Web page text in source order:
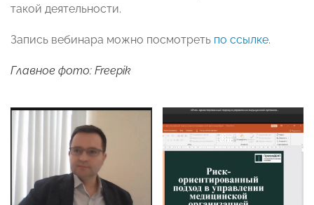
такой деятельности.
Запись вебинара можно посмотреть по ссылке.
Главное фото: Freepik